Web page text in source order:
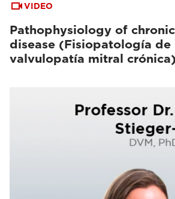
VIDEO
Pathophysiology of
disease (Fisiopatología de
valvulopatía mitral crónica)